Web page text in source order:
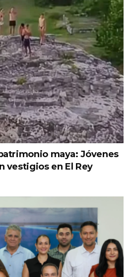
maya: Jóvenes
vestigios en El Rey